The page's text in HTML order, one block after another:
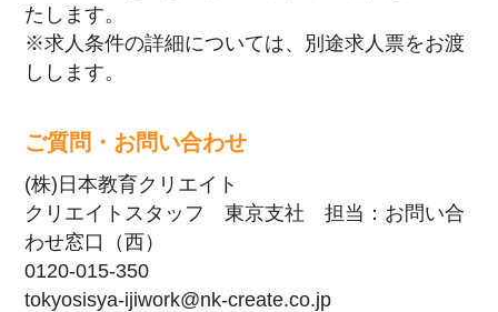
たします。
※求人条件の詳細については、別途求人票をお渡
しします。
ご質問・お問い合わせ
(株)日本教育クリエイト
クリエイトスタッフ 東京支社 担当：お問い合
わせ窓口（西）
0120-015-350
tokyosisya-ijiwork@nk-create.co.jp